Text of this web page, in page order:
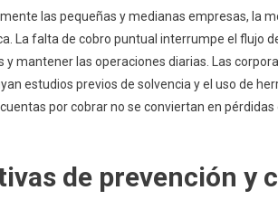
las pequeñas y medianas empresas, la
La falta de cobro puntual interrumpe el flujo
y mantener las operaciones diarias. Las
estudios previos de solvencia y el uso de
por cobrar no se conviertan en
de prevención y